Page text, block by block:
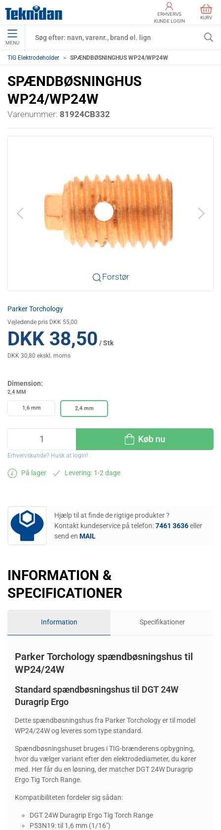
ERHVERVS
KUNDE LOGIN
KURV
MENU
TIG Elektrodeholder SPÆNDBØSNINGHUS WP24/WP24W
SPÆNDBØSNINGHUS
WP24/WP24W
Varenummer: 81924CB332
Forstør
Parker Torchology
Vejledende pris DKK 55,00
DKK 38,50 / Stk
DKK 30,80 ekskl. moms
Dimension:
2,4 MM
1,6 mm 2,4 mm
Køb nu
Erhvervskunde? Husk at login!
På lager Levering: 1-2 dage
Hjælp til at finde de rigtige produkter ?
Kontakt kundeservice på telefon:7461 3636eller
send en MAIL
INFORMATION &
SPECIFICATIONER
Information Specifikationer
Parker Torchology spændbøsningshus til
WP24/24W
Standard spændbøsningshus til DGT 24W
Duragrip Ergo
Dette spændbøsningshus fra Parker Torchology er til model
WP24/24W og leveres som type standard.
Spændbøsningshuset bruges i TIG-brænderens opbygning,
hvor du vælger variant efter den elektrodediameter, du kører
med. Her får du en løsning, der matcher DGT 24W Duragrip
Ergo Tig Torch Range.
Kompatibiliteten fordeler sig sådan:
DGT 24W Duragrip Ergo Tig Torch Range
P53N19: til 1,6 mm (1/16")